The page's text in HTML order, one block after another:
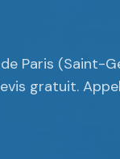
Paris (Saint-
gratuit.